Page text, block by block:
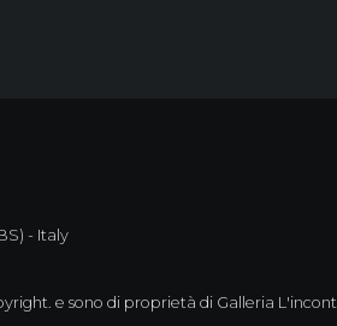
- Italy
e sono di proprietà di Galleria